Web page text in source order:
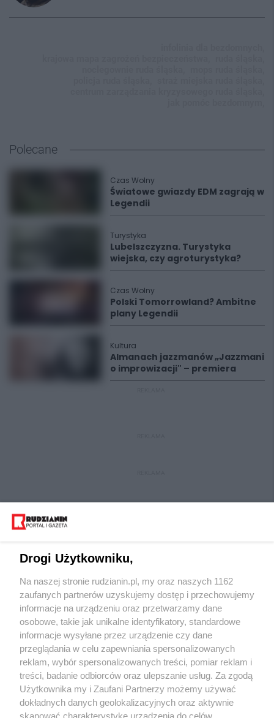
Polecane
Czas Wolny
Światowe gwiazdy EDM zagrają w
Legendii
Turystyka
Lubelszczyzna. Turystyka
wiejska, czy agroturystyka?
Czas Wolny
Polski Tomorrowland? Ambitne
plany Legendii
Kultura
Almanach jazzmanów „Jazzmani
o improwizacji" – premiera
Wydawca mediów lokalnych
Nie zapomnij
zapoznać się z:
polityką prywatności regulamin korzystania z portali
Twojemiasto
Piekary Śląskie
Skontakuj sięz nami
Kontakt
Drogi Użytkowniku,
Na naszej stronie rudzianin.pl, my oraz naszych 1162
zaufanych partnerów uzyskujemy dostęp i przechowujemy
informacje na urządzeniu oraz przetwarzamy dane
osobowe, takie jak unikalne identyfikatory, standardowe
informacje wysyłane przez urządzenie czy dane
przeglądania w celu zapewniania spersonalizowanych
reklam, wybór spersonalizowanych treści, pomiar reklam i
treści, badanie odbiorców oraz ulepszanie usług. Za zgodą
Użytkownika my i Zaufani Partnerzy możemy używać
dokładnych danych geolokalizacyjnych oraz aktywnie
skanować charakterystykę urządzenia do celów